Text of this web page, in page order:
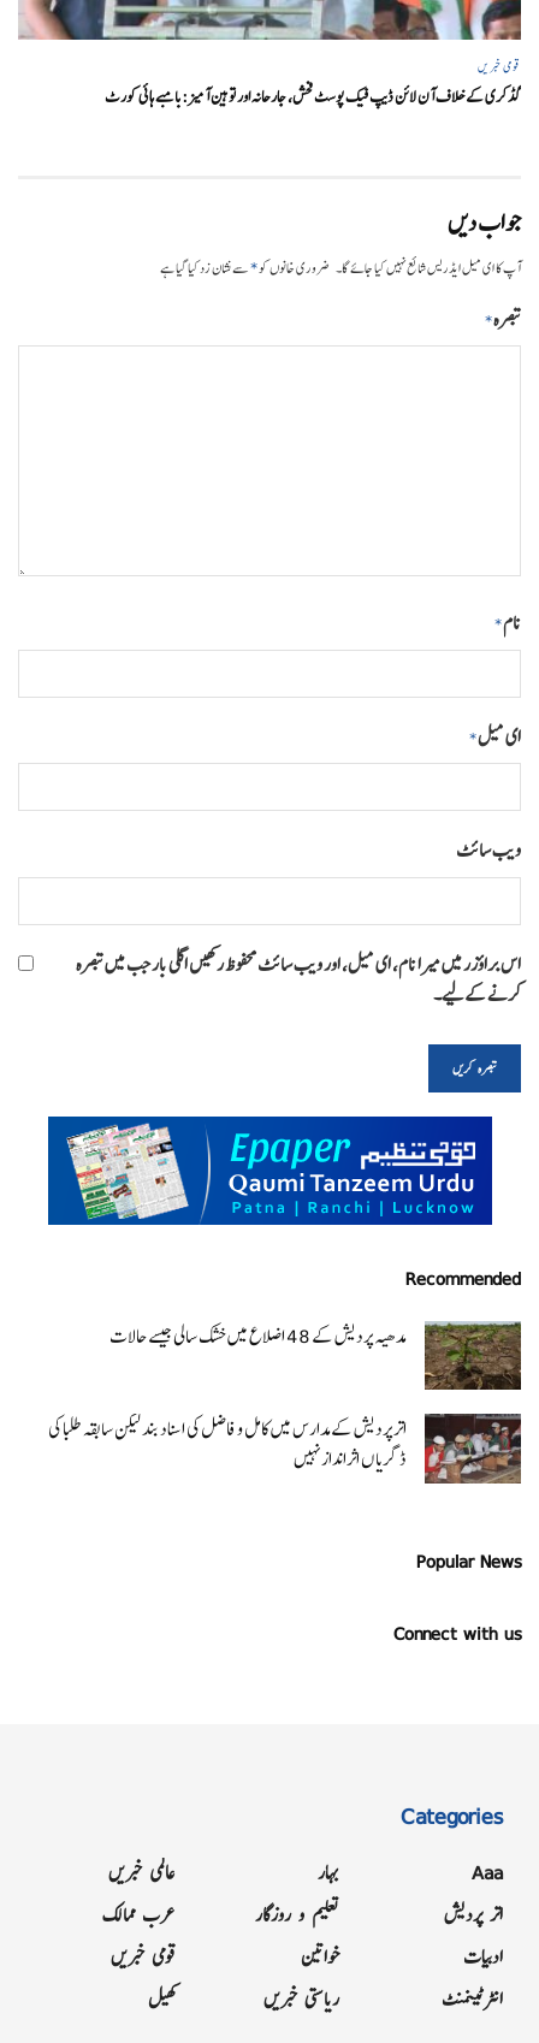
قومی خبریں
گڈکری کے خلاف آن لائن ڈیپ فیک پوسٹ فحش، جارحانہ اور توہین آمیز:بامبے ہائی کورٹ
جواب دیں
آپ کا ای میل ایڈریس شائع نہیں کیا جائے گا۔ ضروری خانوں کو*سے نشان زد کیا گیا ہے
تبصرہ*
نام*
ای میل*
ویب‌ سائٹ
اس براؤزر میں میرا نام، ای میل، اور ویب سائٹ محفوظ رکھیں اگلی بار جب میں تبصرہ
کرنے کےلیے۔
Recommended
مدھیہ پردیش کے 48 اضلاع میں خشک سالی جیسے حالات
اتر پردیش کےمدارس میں کامل و فاضل کی اسناد بند لیکن سابقہ طلبا کی
ڈگریا ں اثرانداز نہیں
Popular News
Connect with us
Categories
Aaa
اتر پردیش
ادبیات
انٹرٹینمنٹ
بہار
تعلیم و روزگار
خواتین
ریاستی خبریں
عالمی خبریں
عرب ممالک
قومی خبریں
کھیل